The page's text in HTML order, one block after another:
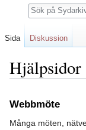
Hjälpsidor
till
navigering
till
sök
Webbmöte
Många möten,
Sida Diskussion